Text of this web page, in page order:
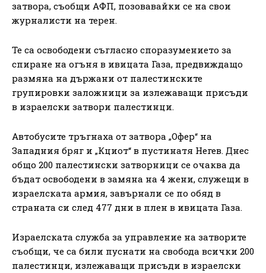
затвора, съобщи АФП, позовавайки се на свои
журналисти на терен.
Те са освободени съгласно споразумението за
спиране на огъня в ивицата Газа, предвиждащо
размяна на държани от палестинските
групировки заложници за излежаващи присъди
в израелски затвори палестинци.
Автобусите тръгнаха от затвора „Офер“ на
Западния бряг и „Кциот“ в пустинатя Негев. Днес
общо 200 палестински затворници се очаква да
бъдат освободени в замяна на 4 жени, служещи в
израелската армия, завърнали се по обяд в
страната си след 477 дни в плен в ивицата Газа.
Израелската служба за управление на затворите
съобщи, че са били пуснати на свобода всички 200
палестинци, излежаващи присъди в израелски